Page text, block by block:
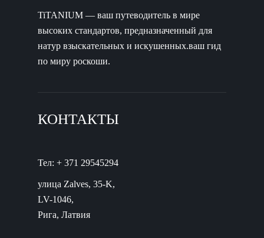
TiTANIUM — ваш путеводитель в мире
высоких стандартов, предназначенный для
натур взыскательных и искушенных.ваш гид
по миру роскоши.
КОНТАКТЫ
Тел: + 371 29545294
улица Zalves, 35-K,
LV-1046,
Рига, Латвия